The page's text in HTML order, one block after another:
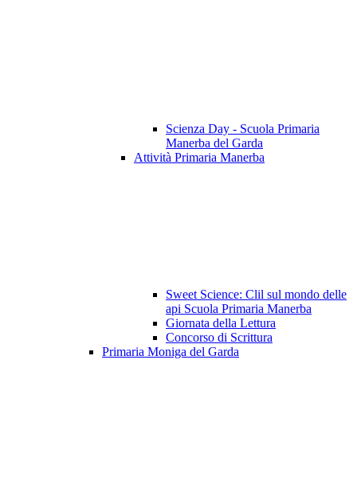
Scienza Day - Scuola Primaria
Manerba del Garda
Attività Primaria Manerba
Sweet Science: Clil sul mondo delle
api Scuola Primaria Manerba
Giornata della Lettura
Concorso di Scrittura
Primaria Moniga del Garda